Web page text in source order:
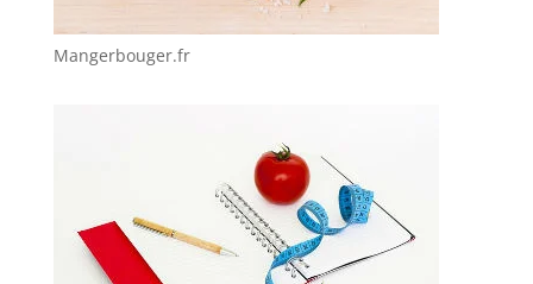
Mangerbouger.fr